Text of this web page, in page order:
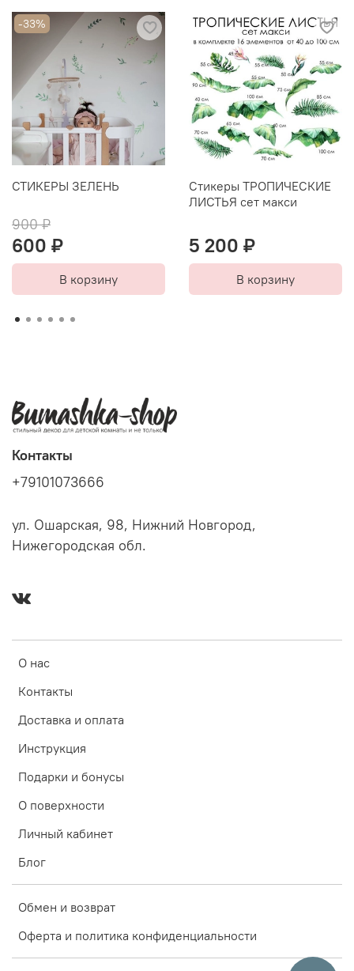
-33%
СТИКЕРЫ ЗЕЛЕНЬ
900 ₽
600 ₽
В корзину
Стикеры ТРОПИЧЕСКИЕ
ЛИСТЬЯ сет макси
5 200 ₽
В корзину
О нас
Контакты
Доставка и оплата
Инструкция
Подарки и бонусы
О поверхности
Личный кабинет
Блог
Обмен и возврат
Оферта и политика конфиденциальности
Контакты
+79101073666
ул. Ошарская, 98, Нижний Новгород,
Нижегородская обл.